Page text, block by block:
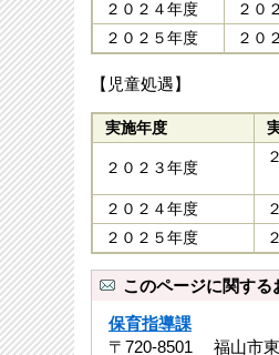
２０２４年度
２０
２０２５年度
２０
【児童処遇】
実施年度
２０２３年度
２０２４年度
２０２５年度
このページに関する
保育指導課
〒720-8501 福山市